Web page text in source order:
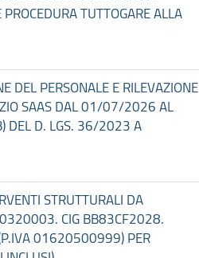
TUTTOGARE ALLA
PERSONALE E RILEVAZIONE
SAAS DAL 01/07/2026 AL
DEL D. LGS. 36/2023 A
STRUTTURALI DA
CIG BB83CF2028.
(P.IVA 01620500999) PER